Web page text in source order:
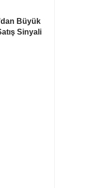
Büyük
Sinyali